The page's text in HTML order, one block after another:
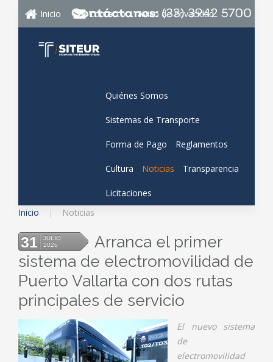
Inicio Contacto Aviso de Privacidad
Quiénes Somos
Sistemas de Transporte
Forma de Pago Reglamentos
Cultura Noticias Transparencia
Licitaciones
Inicio
Noticias
31
JULIO
2026
Arranca el primer
sistema de electromovilidad de
Puerto Vallarta con dos rutas
principales de servicio
El nuevo sistema
de
electromovilidad